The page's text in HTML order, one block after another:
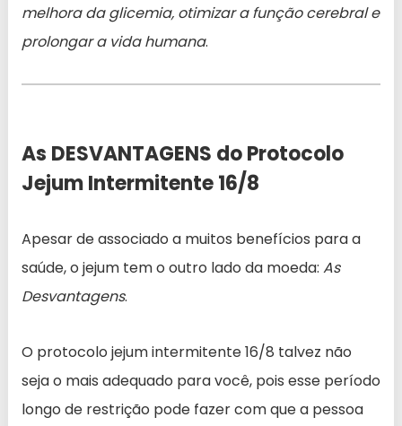
melhora da glicemia, otimizar a função cerebral e
prolongar a vida humana.
As DESVANTAGENS do Protocolo
Jejum Intermitente 16/8
Apesar de associado a muitos benefícios para a
saúde, o jejum tem o outro lado da moeda: As
Desvantagens.
O protocolo jejum intermitente 16/8 talvez não
seja o mais adequado para você, pois esse período
longo de restrição pode fazer com que a pessoa